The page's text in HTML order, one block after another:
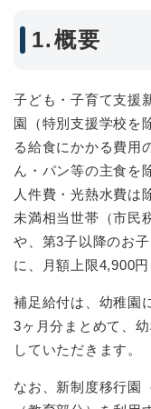
1.概要
子ども・子育て支援
園（特別支援学校を
る給食にかかる費用
ん・パン等の主食を
人件費・光熱水費は
未満相当世帯（市民
や、第3子以降のお
に、月額上限4,900
補足給付は、幼稚園
3ヶ月分まとめて、
していただきます。
なお、新制度移行園